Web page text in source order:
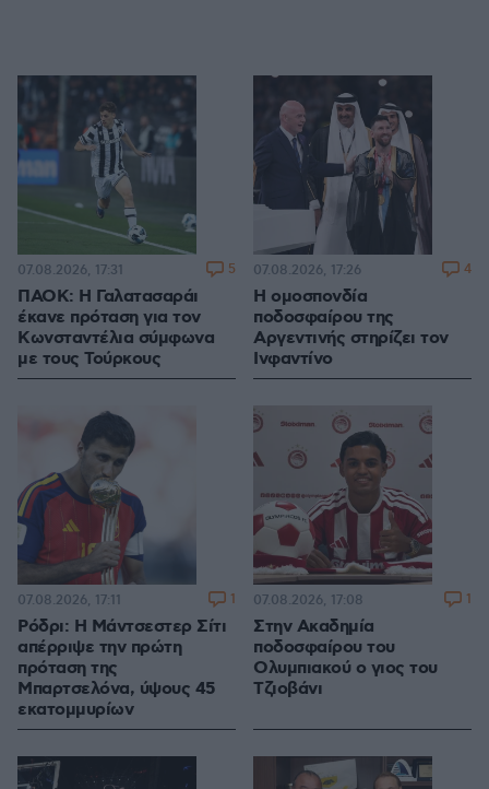
ΠΑΟΚ: Η Γαλατασαράι
έκανε πρόταση για τον
Κωνσταντέλια σύμφωνα
με τους Τούρκους
07.08.2026, 17:31 5
Η ομοσπονδία
ποδοσφαίρου της
Αργεντινής στηρίζει τον
Ινφαντίνο
07.08.2026, 17:26 4
Ρόδρι: Η Μάντσεστερ Σίτι
απέρριψε την πρώτη
πρόταση της
Μπαρτσελόνα, ύψους 45
εκατομμυρίων
07.08.2026, 17:11 1
Στην Ακαδημία
ποδοσφαίρου του
Ολυμπιακού ο γιος του
Τζιοβάνι
07.08.2026, 17:08 1